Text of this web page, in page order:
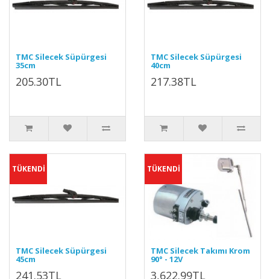
TMC Silecek Süpürgesi
35cm
205.30TL
TMC Silecek Süpürgesi
40cm
217.38TL
TÜKENDİ
TMC Silecek Süpürgesi
45cm
241.53TL
TÜKENDİ
TMC Silecek Takımı Krom
90° - 12V
3,622.99TL